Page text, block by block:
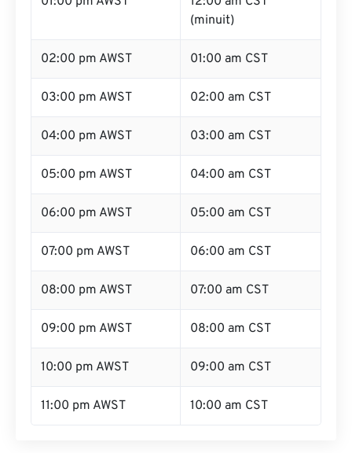
(minuit)
02:00 pm AWST 01:00 am CST
03:00 pm AWST 02:00 am CST
04:00 pm AWST 03:00 am CST
05:00 pm AWST 04:00 am CST
06:00 pm AWST 05:00 am CST
07:00 pm AWST 06:00 am CST
08:00 pm AWST 07:00 am CST
09:00 pm AWST 08:00 am CST
10:00 pm AWST 09:00 am CST
11:00 pm AWST 10:00 am CST